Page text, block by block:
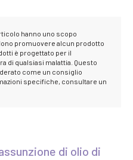
hanno uno scopo
promuovere alcun prodotto
è progettato per il
di qualsiasi malattia. Questo
come un consiglio
specifiche, consultare un
di olio di